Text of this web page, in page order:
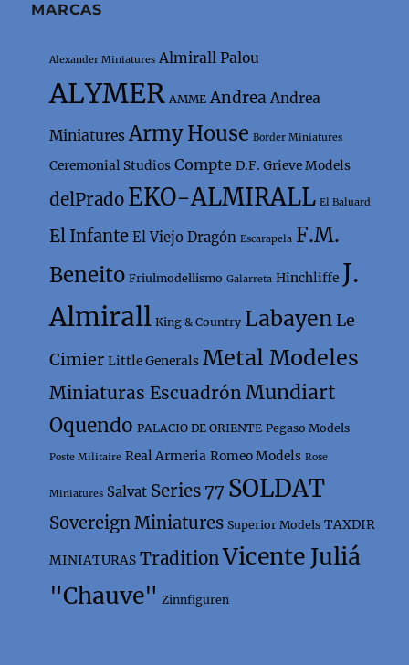
MARCAS
Alexander Miniatures Almirall Palou
ALYMER AMME Andrea Andrea
Miniatures Army House Border Miniatures
Ceremonial Studios Compte D.F. Grieve Models
delPrado EKO-ALMIRALL El Baluard
El Infante El Viejo Dragón Escarapela F.M.
Beneito Friulmodellismo Galarreta Hinchliffe J.
Almirall King & Country Labayen Le
Cimier Little Generals Metal Modeles
Miniaturas Escuadrón Mundiart
Oquendo PALACIO DE ORIENTE Pegaso Models
Poste Militaire Real Armeria Romeo Models Rose
Miniatures Salvat Series 77 SOLDAT
Sovereign Miniatures Superior Models TAXDIR
MINIATURAS TraditionVicente Juliá
"Chauve" Zinnfiguren